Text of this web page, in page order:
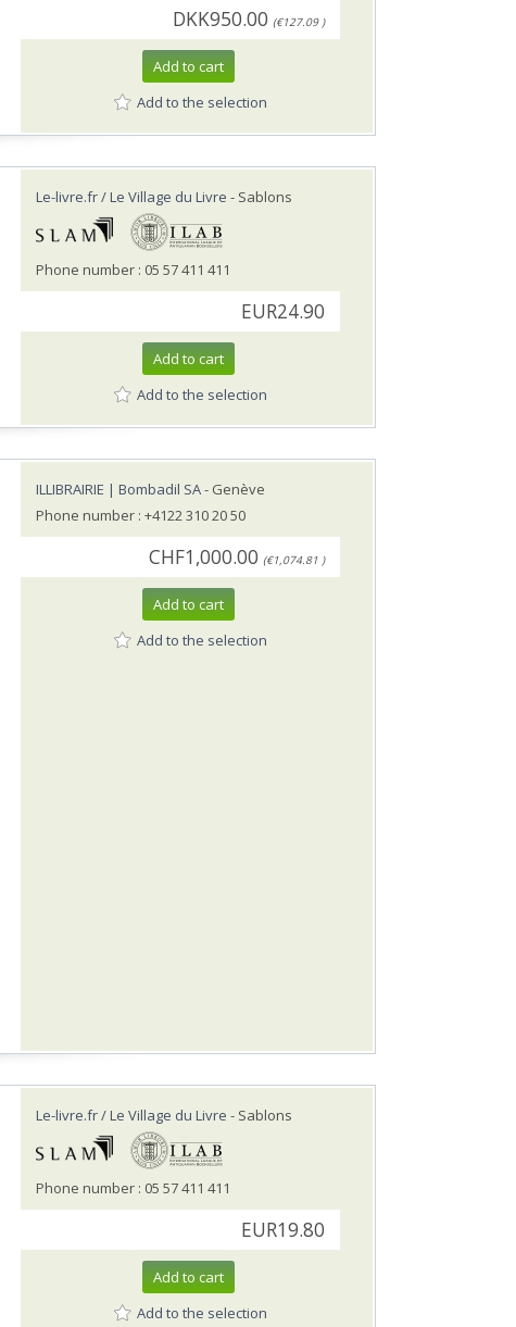
DKK950.00 (€127.09 )
Add to cart
Add to the selection
Le-livre.fr / Le Village du Livre - Sablons
Phone number : 05 57 411 411
EUR24.90
Add to cart
Add to the selection
ILLIBRAIRIE | Bombadil SA- Genève
Phone number : +4122 310 20 50
CHF1,000.00 (€1,074.81 )
Add to cart
Add to the selection
Le-livre.fr / Le Village du Livre - Sablons
Phone number : 05 57 411 411
EUR19.80
Add to cart
Add to the selection